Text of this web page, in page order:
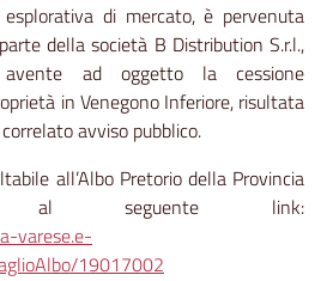
esplorativa di mercato, è pervenuta
della società B Distribution S.r.l.,
avente ad oggetto la cessione
in Venegono Inferiore, risultata
avviso pubblico.
all’Albo Pretorio della Provincia
seguente link:
varese.e-
19017002